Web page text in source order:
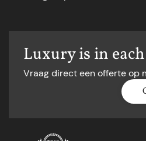
Luxury is in
Vraag direct een offerte op